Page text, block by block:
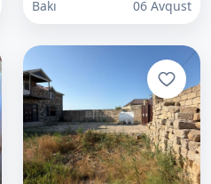
Bakı 06 Avqust